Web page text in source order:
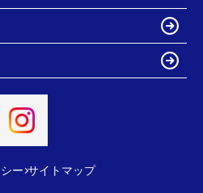
ー サイトマップ